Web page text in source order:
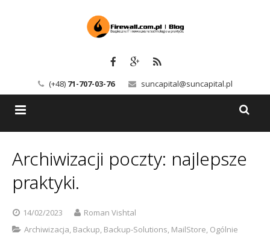
(+48) 71-707-03-76 suncapital@suncapital.pl
Backup-Solutions
Kerio
Usługi
Newsletter
Szkolenia
Archiwizacji poczty: najlepsze
praktyki.
14/02/2023
Roman Vishtal
Archiwizacja, Backup, Backup-Solutions, MailStore, Ogólnie